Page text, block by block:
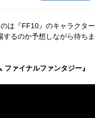
は『FF10』のキャラクター
るのか予想しながら待ちま
ァイナルファンタジー』